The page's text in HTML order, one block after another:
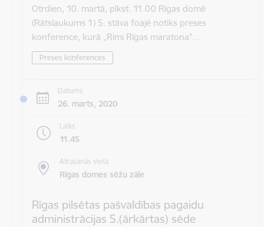
Otrdien, 10. martā, plkst. 11.00 Rīgas domē
(Rātslaukums 1) 5. stāva foajē notiks preses
konference, kurā „Rimi Rīgas maratona”…
Preses konferences
Datums
26. marts, 2020
Laiks
11.45
Atrašanās vieta
Rīgas domes sēžu zāle
Rīgas pilsētas pašvaldības pagaidu
administrācijas 5.(ārkārtas) sēde